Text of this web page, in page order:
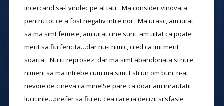
incercand sa-l vindec pe al tau…Ma consider vinovata
pentru tot ce a fost negativ intre noi…Ma urasc, am uitat
sa ma simt femeie, am uitat cine sunt, am uitat ca poate
merit sa fiu fericita…dar nu-i nimic, cred ca imi merit
soarta…Nu iti reprosez, dar ma simt abandonata si nu e
nimeni sa ma intrebe cum ma simt.Esti un om bun, n-ai
nevoie de cineva ca mine!Se pare ca doar am inrautatit
lucrurile…prefer sa fiu eu cea care ia decizii si sfasie